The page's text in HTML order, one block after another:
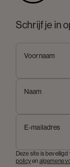
Schrijf je in
Voornaam
Naam
E-mailadres
Deze site is
policyen algemene